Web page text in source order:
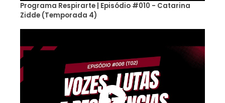
Programa Respirarte | Episódio #010 - Catarina
Zidde (Temporada 4)